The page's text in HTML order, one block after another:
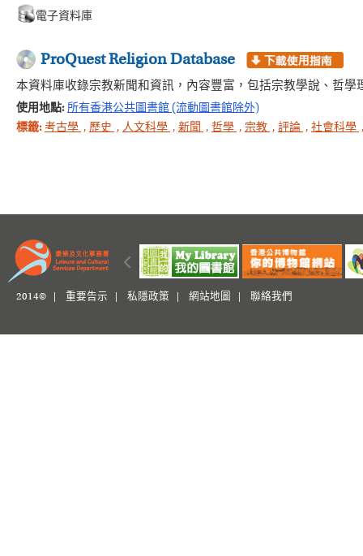
電子資料庫
ProQuest Religion Database
本資料庫收錄宗教新聞和資訊，內容豐富，包括宗教學說、哲
使用地點: 所有香港公共圖書館 (流動圖書館除外)
標籤: 考古學 , 歷史 , 人文科學 , 新聞 , 哲學 , 宗教 , 評論 , 社會科學
2014© | 重要告示 私隱政策 網站地圖 聯絡我們